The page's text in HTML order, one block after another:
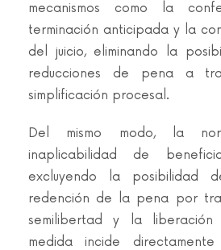
mecanismos como la
terminación anticipada y la
del juicio, eliminando la
reducciones de pena a
simplificación procesal.
Del mismo modo, la
inaplicabilidad de
excluyendo la posibilidad
redención de la pena por
semilibertad y la liberación
medida incide